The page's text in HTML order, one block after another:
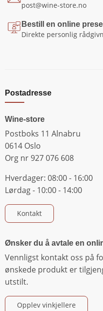
post@wine-store.no
Bestill en online
Direkte personlig
Postadresse
Wine-store
Postboks 11 Alnabru
0614 Oslo
Org nr 927 076 608
Hverdager: 08:00 - 16:00
Lørdag - 10:00 - 14:00
Kontakt
Ønsker du å avtale en
Vennligst kontakt oss på
ønskede produkt er
utstilt.
Opplev vinkjellere